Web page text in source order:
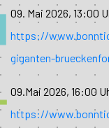
09. Mai 2026, 13:00
https://
giganten-
09.Mai 2026, 16:00
https://